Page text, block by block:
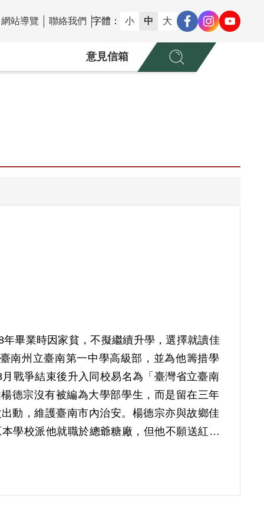
網站導覽 聯絡我們 字體： 小 中 大
意見信箱
畢業時因家貧，不擬繼續升學，選擇就讀佳
南州立臺南第一中學高級部，並為他籌措學
戰爭結束後升入同校易名為「臺灣省立臺南
德宗沒有被編為大學部學生，而是留在三年
動，維護臺南市內治安。楊德宗亦與故鄉佳
學校派他就職於總爺糖廠，但他不願送紅包
前來告知情治機關會來找幾位平日議論國是
南市警局時被國防部保密局人員疲勞審訊，
南工業學校教員林輝記、楊德宗、黃瑞徵，